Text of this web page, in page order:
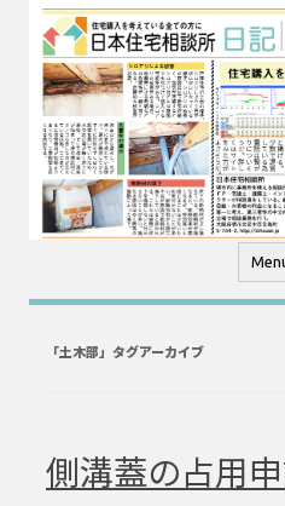
コ
テ
ン
ツ
へ
ス
キ
ッ
プ
「土木部」タグアーカイブ
側溝蓋の占用